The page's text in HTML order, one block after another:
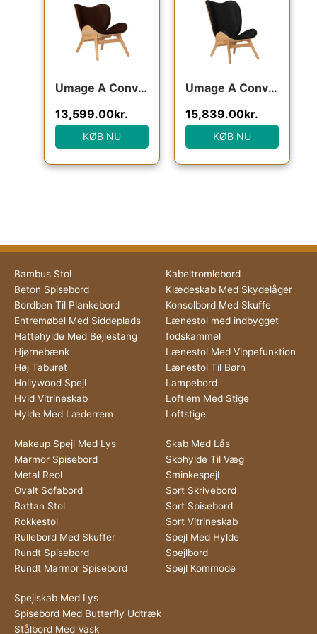
Umage A Conversation Piece – Lav – Oak/Brun læder : Erling Christensen Møbler
13,599.00kr.
KØB NU
Umage A Conversation Piece – Høj – Oak/Sort læder : Erling Christensen Møbler
15,839.00kr.
KØB NU
Bambus Stol
Beton Spisebord
Bordben Til Plankebord
Entremøbel Med Siddeplads
Hattehylde Med Bøjlestang
Hjørnebænk
Høj Taburet
Hollywood Spejl
Hvid Vitrineskab
Hylde Med Læderrem
Kabeltromlebord
Klædeskab Med Skydelåger
Konsolbord Med Skuffe
Lænestol med indbygget
fodskammel
Lænestol Med Vippefunktion
Lænestol Til Børn
Lampebord
Loftlem Med Stige
Loftstige
Makeup Spejl Med Lys
Marmor Spisebord
Metal Reol
Ovalt Sofabord
Rattan Stol
Rokkestol
Rullebord Med Skuffer
Rundt Spisebord
Rundt Marmor Spisebord
Skab Med Lås
Skohylde Til Væg
Sminkespejl
Sort Skrivebord
Sort Spisebord
Sort Vitrineskab
Spejl Med Hylde
Spejlbord
Spejl Kommode
Spejlskab Med Lys
Spisebord Med Butterfly Udtræk
Stålbord Med Vask